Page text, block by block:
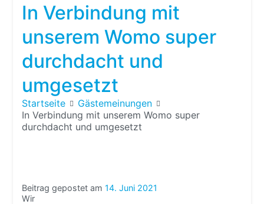
In Verbindung mit
unserem Womo super
durchdacht und
umgesetzt
Startseite
Gästemeinungen
In Verbindung mit unserem Womo super
durchdacht und umgesetzt
Beitrag gepostet am14. Juni 2021
Wir